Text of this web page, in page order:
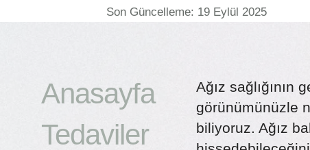
Son Güncelleme: 19 Eylül 2025
Anasayfa
Tedaviler
Ağız sağlığının
görünümünüzle
biliyoruz. Ağız